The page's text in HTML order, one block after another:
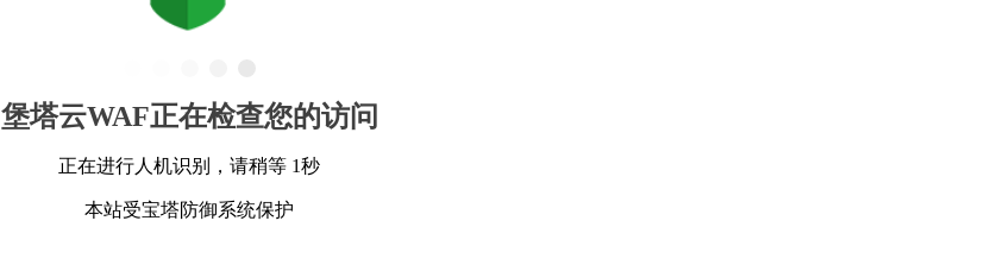
堡塔云WAF正在检查您的访问
正在进行人机识别，请稍等 1秒
本站受宝塔防御系统保护